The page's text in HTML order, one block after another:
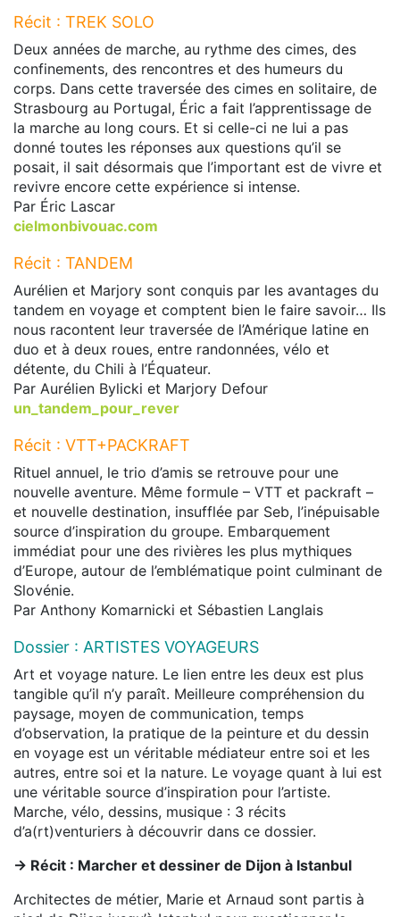
Récit : TREK SOLO
Deux années de marche, au rythme des cimes, des
confinements, des rencontres et des humeurs du
corps. Dans cette traversée des cimes en solitaire, de
Strasbourg au Portugal, Éric a fait l’apprentissage de
la marche au long cours. Et si celle-ci ne lui a pas
donné toutes les réponses aux questions qu’il se
posait, il sait désormais que l’important est de vivre et
revivre encore cette expérience si intense.
Par Éric Lascar
cielmonbivouac.com
Récit : TANDEM
Aurélien et Marjory sont conquis par les avantages du
tandem en voyage et comptent bien le faire savoir… Ils
nous racontent leur traversée de l’Amérique latine en
duo et à deux roues, entre randonnées, vélo et
détente, du Chili à l’Équateur.
Par Aurélien Bylicki et Marjory Defour
un_tandem_pour_rever
Récit : VTT+PACKRAFT
Rituel annuel, le trio d’amis se retrouve pour une
nouvelle aventure. Même formule – VTT et packraft –
et nouvelle destination, insufflée par Seb, l’inépuisable
source d’inspiration du groupe. Embarquement
immédiat pour une des rivières les plus mythiques
d’Europe, autour de l’emblématique point culminant de
Slovénie.
Par Anthony Komarnicki et Sébastien Langlais
Dossier : ARTISTES VOYAGEURS
Art et voyage nature. Le lien entre les deux est plus
tangible qu’il n’y paraît. Meilleure compréhension du
paysage, moyen de communication, temps
d’observation, la pratique de la peinture et du dessin
en voyage est un véritable médiateur entre soi et les
autres, entre soi et la nature. Le voyage quant à lui est
une véritable source d’inspiration pour l’artiste.
Marche, vélo, dessins, musique : 3 récits
d’a(rt)venturiers à découvrir dans ce dossier.
-> Récit : Marcher et dessiner de Dijon à Istanbul
Architectes de métier, Marie et Arnaud sont partis à